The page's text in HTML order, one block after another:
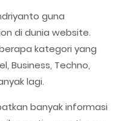
guna
di dunia website.
kategori yang
Business, Techno,
lagi.
banyak informasi